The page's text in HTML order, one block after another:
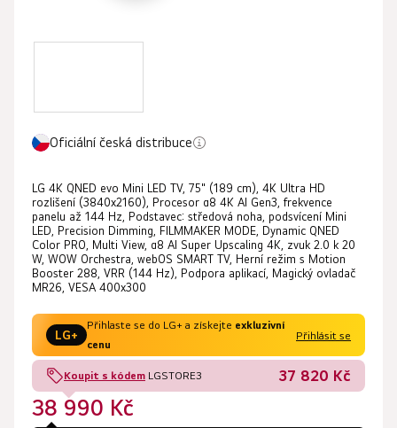
Oficiální česká distribuce
LG 4K QNED evo Mini LED TV, 75" (189 cm), 4K Ultra HD
rozlišení (3840x2160), Procesor α8 4K AI Gen3, frekvence
panelu až 144 Hz, Podstavec: středová noha, podsvícení Mini
LED, Precision Dimming, FILMMAKER MODE, Dynamic QNED
Color PRO, Multi View, α8 AI Super Upscaling 4K, zvuk 2.0 k 20
W, WOW Orchestra, webOS SMART TV, Herní režim s Motion
Booster 288, VRR (144 Hz), Podpora aplikací, Magický ovladač
MR26, VESA 400x300
LG+
Přihlaste se do LG+ a získejte exkluzivní
cenu
Přihlásit se
Koupit s kódem LGSTORE3 37 820 Kč
38 990 Kč